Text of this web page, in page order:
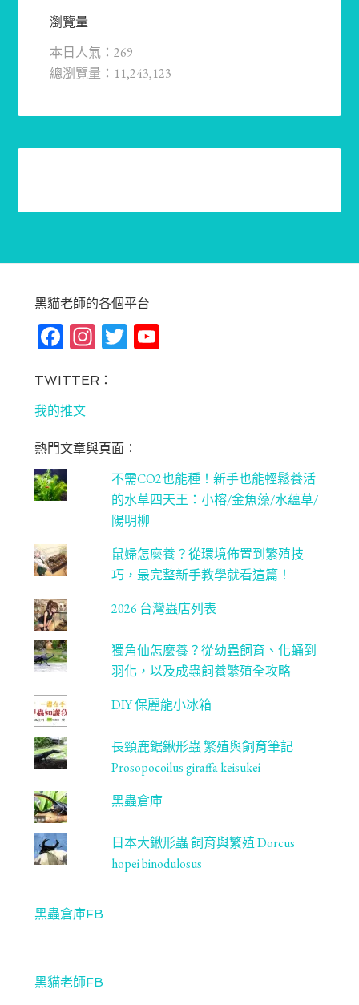
瀏覽量
本日人氣：269
總瀏覽量：11,243,123
黑貓老師的各個平台
Fa
bo
ok
In
ag
m
T Yo
C
ha
n
ne
l
TWITTER：
我的推文
熱門文章與頁面︰
不需CO2也能種！新手也能輕鬆養活
的水草四天王：小榕/金魚藻/水蘊草/
陽明柳
鼠婦怎麼養？從環境佈置到繁殖技
巧，最完整新手教學就看這篇！
2026 台灣蟲店列表
獨角仙怎麼養？從幼蟲飼育、化蛹到
羽化，以及成蟲飼養繁殖全攻略
DIY 保麗龍小冰箱
長頸鹿鋸鍬形蟲 繁殖與飼育筆記
Prosopocoilus giraffa keisukei
黑蟲倉庫
日本大鍬形蟲 飼育與繁殖 Dorcus
hopei binodulosus
黑蟲倉庫FB
黑貓老師FB